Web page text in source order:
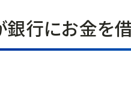
銀行にお金を